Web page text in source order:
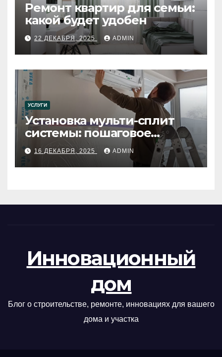
Ремонт квартир для семьи:
какой будет удобен
22 ДЕКАБРЯ, 2025 ADMIN
УСЛУГИ
Установка мульти-сплит
системы: пошаговое
руководство
16 ДЕКАБРЯ, 2025 ADMIN
Инновационный
дом
Блог о строительстве, ремонте, инновациях для вашего
дома и участка